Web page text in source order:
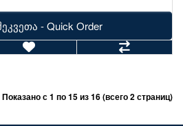
- Quick Order
Показано с 1 по 15 из 16 (всего 2 страниц)